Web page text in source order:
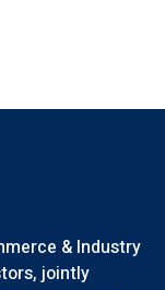
& Industry
jointly